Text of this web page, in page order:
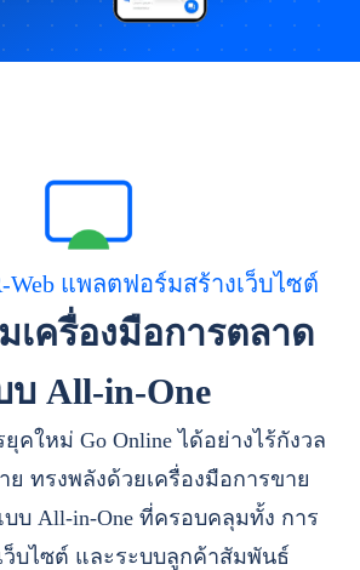
Web แพลตฟอร์มสร้างเว็บไซต์
เครื่องมือการตลาด
บ All-in-One
คใหม่ Go Online ได้อย่างไร้กังวล
ย ทรงพลังด้วยเครื่องมือการขาย
บ All-in-One ที่ครอบคลุมทั้ง การ
บไซต์ และระบบลูกค้าสัมพันธ์